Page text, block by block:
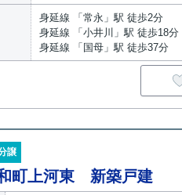
身延線 「常永」駅 徒歩2分
身延線 「小井川」駅 徒歩18分
身延線 「国母」駅 徒歩37分
譲
町上河東 新築戸建